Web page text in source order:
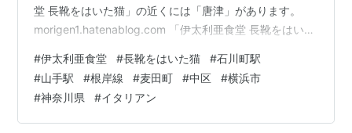
堂 長靴をはいた猫」の近くには「唐津」があります。
morigen1.hatenablog.com 「伊太利亜食堂 長靴をはいた
靴をはいた猫」にはお店の駐車場がないようでしたので
少し離れたコインパーキングに車を停めてお店に行きま
した。 伊太利亜食堂 長靴をはいた猫 外観 お店の入口の
扉を開けて店内へ。先客はおりませんでした。メニュー
#伊太利亜食堂 #長靴をはいた猫 #石川町駅
#山手駅 #根岸線 #麦田町 #中区 #横浜市
#神奈川県 #イタリアン